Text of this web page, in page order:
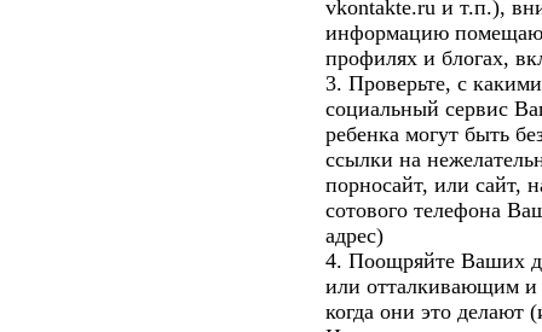
vkontakte.ru и т.п.),
информацию
профилях и блогах,
3. Проверьте, с
социальный сервис
ребенка могут быть
ссылки на
порносайт, или сайт,
сотового телефона
адрес)
4. Поощряйте Ваших
или отталкивающим и
когда они это делают